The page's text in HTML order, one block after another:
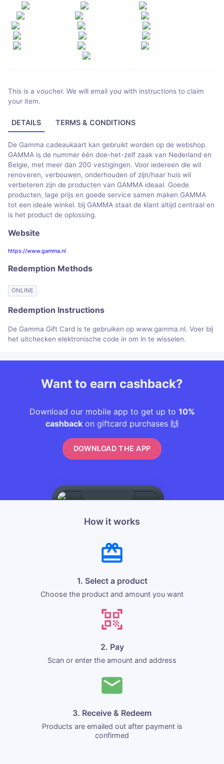
This is a voucher. We will email you with instructions to claim
your item.
DETAILS TERMS & CONDITIONS
De Gamma cadeaukaart kan gebruikt worden op de webshop.
GAMMA is de nummer één doe-het-zelf zaak van Nederland en
Belgie, met meer dan 200 vestigingen. Voor iedereen die wil
renoveren, verbouwen, onderhouden of zijn/haar huis wil
verbeteren zijn de producten van GAMMA ideaal. Goede
producten, lage prijs en goede service samen maken GAMMA
tot een ideale winkel. bij GAMMA staat de klant altijd centraal en
is het product de oplossing.
Website
https://www.gamma.nl
Redemption Methods
ONLINE
Redemption Instructions
De Gamma Gift Card is te gebruiken op www.gamma.nl. Voer bij
het uitchecken elektronische code in om in te wisselen.
Want to earn cashback?
Download our mobile app to get up to 10%
cashback on giftcard purchases 🙌
DOWNLOAD THE APP
How it works
1. Select a product
Choose the product and amount you want
2. Pay
Scan or enter the amount and address
3. Receive & Redeem
Products are emailed out after payment is
confirmed